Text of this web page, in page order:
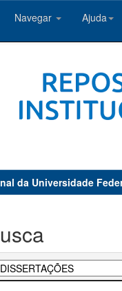
Navegar Ajuda
da Universidade